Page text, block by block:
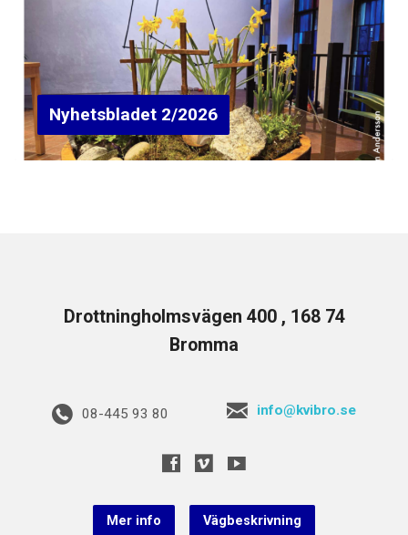
Nyhetsbladet 2/2026
Drottningholmsvägen 400 , 168 74
Bromma
08-445 93 80 info@kvibro.se
Mer info Vägbeskrivning